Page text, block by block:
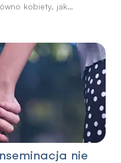
kobiety, jak
zabiegu są najwyższe
nie